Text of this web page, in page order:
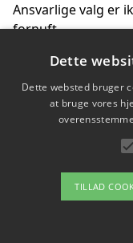
Ansvarlige valg er
fornuft
Sådan kan du
faktura
Om /
Dette
Dette websted bruger
at bruge vores
TILLAD